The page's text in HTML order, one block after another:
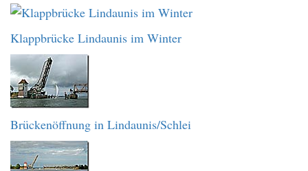
Klappbrücke Lindaunis im Winter
Brückenöffnung in Lindaunis/Schlei